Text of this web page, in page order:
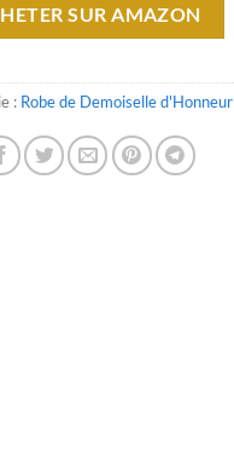
SUR AMAZON
: Robe de Demoiselle d'Honneur